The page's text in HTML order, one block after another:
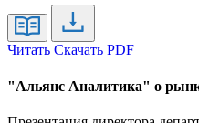
Читать Скачать PDF
"Альянс Аналитика" о